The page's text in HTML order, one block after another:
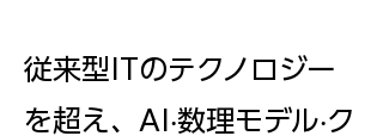
従来型ITのテクノロジー
を超え、AI‧数理モデル‧ク